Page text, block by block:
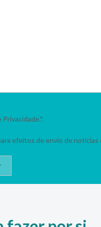
Privacidade.*.
efeitos de envio de notícias